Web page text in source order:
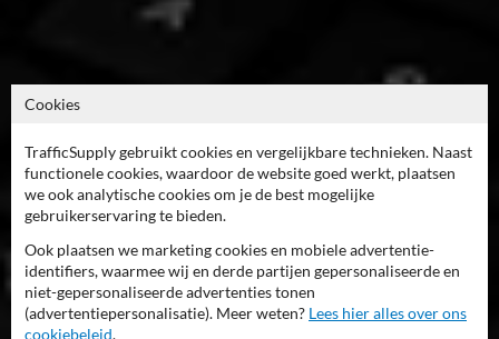
Cookies
TrafficSupply gebruikt cookies en vergelijkbare technieken. Naast
functionele cookies, waardoor de website goed werkt, plaatsen
we ook analytische cookies om je de best mogelijke
gebruikerservaring te bieden.
Ook plaatsen we marketing cookies en mobiele advertentie-
identifiers, waarmee wij en derde partijen gepersonaliseerde en
niet-gepersonaliseerde advertenties tonen
(advertentiepersonalisatie). Meer weten? Lees hier alles over ons
cookiebeleid.